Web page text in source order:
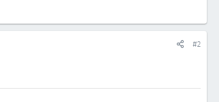
#2